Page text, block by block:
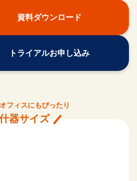
資料ダウンロード
トライアルお申し込み
フィスにもぴったり
器サイズ